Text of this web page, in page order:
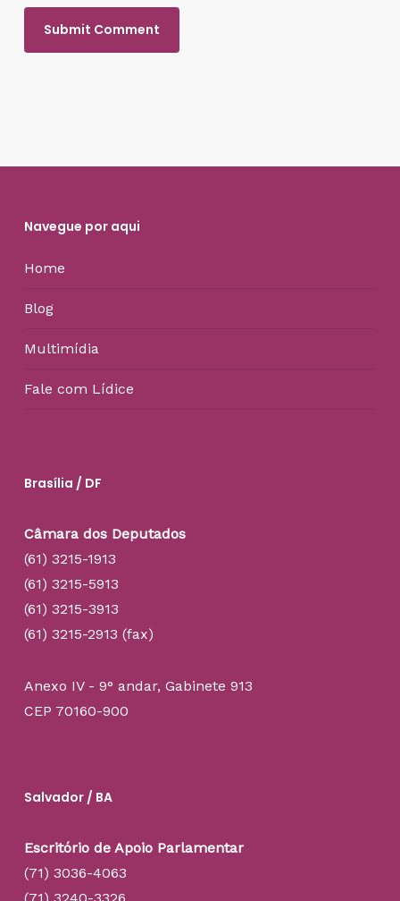
Navegue por aqui
Home
Blog
Multimídia
Fale com Lídice
Brasília / DF
Câmara dos Deputados
(61) 3215-1913
(61) 3215-5913
(61) 3215-3913
(61) 3215-2913 (fax)
Anexo IV - 9° andar, Gabinete 913
CEP 70160-900
Salvador / BA
Escritório de Apoio Parlamentar
(71) 3036-4063